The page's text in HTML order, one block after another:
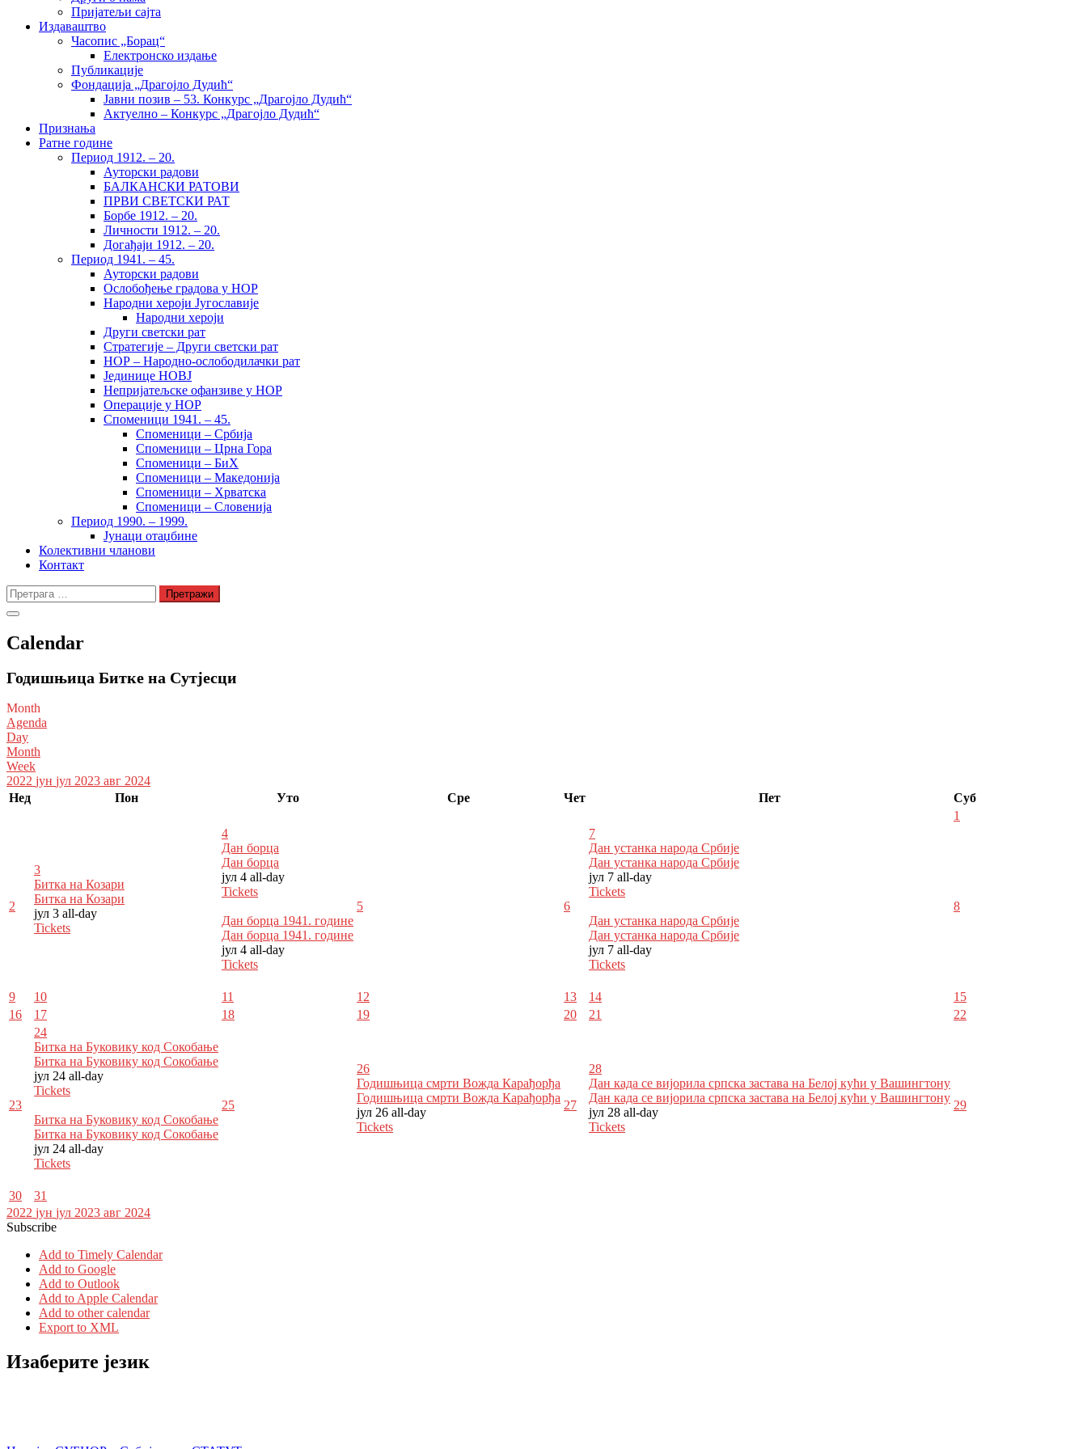
Пријатељи сајта
Издаваштво
Часопис „Борац“
Електронско издање
Публикације
Фондација „Драгојло Дудић“
Јавни позив – 53. Конкурс „Драгојло Дудић“
Актуелно – Конкурс „Драгојло Дудић“
Признања
Ратне године
Период 1912. – 20.
Ауторски радови
БАЛКАНСКИ РАТОВИ
ПРВИ СВЕТСКИ РАТ
Борбе 1912. – 20.
Личности 1912. – 20.
Догађаји 1912. – 20.
Период 1941. – 45.
Ауторски радови
Ослобођење градова у НОР
Народни хероји Југославије
Народни хероји
Други светски рат
Стратегије – Други светски рат
НОР – Народно-ослободилачки рат
Јединице НОВЈ
Непријатељске офанзиве у НОР
Операције у НОР
Споменици 1941. – 45.
Споменици – Србија
Споменици – Црна Гора
Споменици – БиХ
Споменици – Македонија
Споменици – Хрватска
Споменици – Словенија
Период 1990. – 1999.
Јунаци отаџбине
Колективни чланови
Контакт
Претрага
за:
Calendar
Годишњица Битке на Сутјесци
Month
Agenda
Day
Month
Week
2022 јун јул 2023 авг 2024
Нед
Пон Уто Сре Чет Пет
Суб
1
2
3
Битка на Козари
Битка на Козари
јул 3 all-day
Tickets
4
Дан борца
Дан борца
јул 4 all-day
Tickets
Дан борца 1941. године
Дан борца 1941. године
јул 4 all-day
Tickets
5 6
7
Дан устанка народа Србије
Дан устанка народа Србије
јул 7 all-day
Tickets
Дан устанка народа Србије
Дан устанка народа Србије
јул 7 all-day
Tickets
8
9 10 11 12 13 14
15
16
17 18 19 20 21 22
23
24
Битка на Буковику код Сокобање
Битка на Буковику код Сокобање
јул 24 all-day
Tickets
Битка на Буковику код Сокобање
Битка на Буковику код Сокобање
јул 24 all-day
Tickets
25
26
Годишњица смрти Вожда Карађорђа
Годишњица смрти Вожда Карађорђа
јул 26 all-day
Tickets
27
28
Дан када се вијорила српска застава на Белој кући у Вашингтону
Дан када се вијорила српска застава на Белој кући у Вашингтону
јул 28 all-day
Tickets
29
30
31
2022 јун јул 2023 авг 2024
Subscribe
Add to Timely Calendar
Add to Google
Add to Outlook
Add to Apple Calendar
Add to other calendar
Export to XML
Изаберите језик